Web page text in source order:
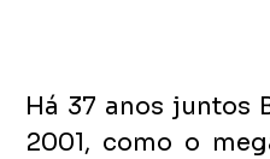
Há 37 anos juntos
2001, como o